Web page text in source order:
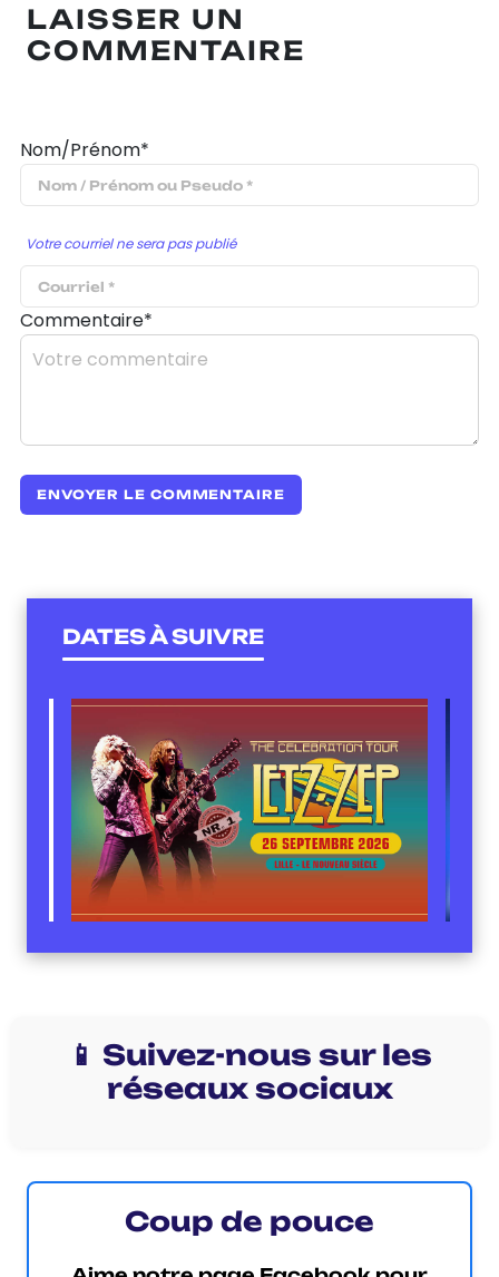
LAISSER UN
COMMENTAIRE
Nom/Prénom*
Votre courriel ne sera pas publié
Commentaire*
DATES À SUIVRE
📱 Suivez-nous sur les
réseaux sociaux
Coup de pouce